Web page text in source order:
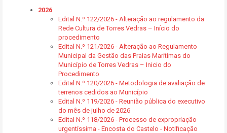
2026
Edital N.º 122/2026 - Alteração ao regulamento da
Rede Cultura de Torres Vedras – Início do
procedimento
Edital N.º 121/2026 - Alteração ao Regulamento
Municipal da Gestão das Praias Marítimas do
Município de Torres Vedras – Inicio do
Procedimento
Edital N.º 120/2026 - Metodologia de avaliação de
terrenos cedidos ao Município
Edital N.º 119/2026 - Reunião pública do executivo
do mês de julho de 2026
Edital N.º 118/2026 - Processo de expropriação
urgentíssima - Encosta do Castelo - Notificação